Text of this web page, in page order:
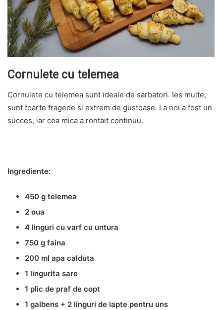
Cornulete cu telemea
Cornulete cu telemea sunt ideale de sarbatori. Ies multe,
sunt foarte fragede si extrem de gustoase. La noi a fost un
succes, iar cea mica a rontait continuu.
Ingrediente:
450 g telemea
2 oua
4 linguri cu varf cu untura
750 g faina
200 ml apa calduta
1 lingurita sare
1 plic de praf de copt
1 galbens + 2 linguri de lapte pentru uns